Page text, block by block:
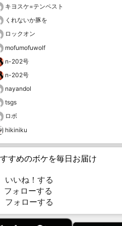
キヨスケ=テンペスト
くれないか豚を
ロックオン
mofumofuwolf
n-202号
n-202号
nayandol
tsgs
ロボ
hikiniku
すめのボケを毎日お届け
いいね！する
ォローする
フォローする